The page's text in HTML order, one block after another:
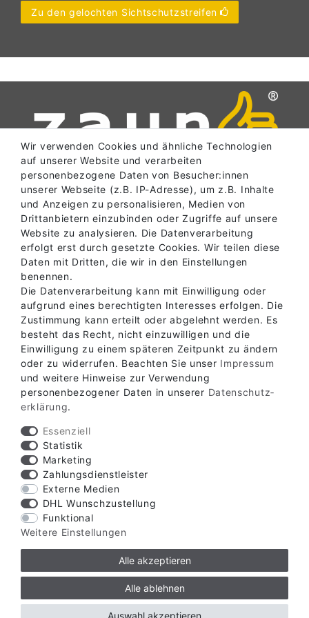
Zu den gelochten Sichtschutzstreifen
SERVICE
INFORMATIONEN
ABHOLLAGER
KONTAKT
Wir verwenden Cookies und ähnliche Technologien
auf unserer Website und verarbeiten
personenbezogene Daten von Besucher:innen
unserer Webseite (z.B. IP-Adresse), um z.B. Inhalte
und Anzeigen zu personalisieren, Medien von
Drittanbietern einzubinden oder Zugriffe auf unsere
Website zu analysieren. Die Datenverarbeitung
erfolgt erst durch gesetzte Cookies. Wir teilen diese
Daten mit Dritten, die wir in den Einstellungen
benennen.
Die Datenverarbeitung kann mit Einwilligung oder
aufgrund eines berechtigten Interesses erfolgen. Die
Zustimmung kann erteilt oder abgelehnt werden. Es
besteht das Recht, nicht einzuwilligen und die
Einwilligung zu einem späteren Zeitpunkt zu ändern
oder zu widerrufen. Beachten Sie unser Impressum
und weitere Hinweise zur Verwendung
personenbezogener Daten in unserer Daten­schutz­
erklärung.
Essenziell
Statistik
Marketing
Zahlungsdienstleister
Externe Medien
DHL Wunschzustellung
Funktional
Weitere Einstellungen
Alle akzeptieren
Alle ablehnen
Auswahl akzeptieren